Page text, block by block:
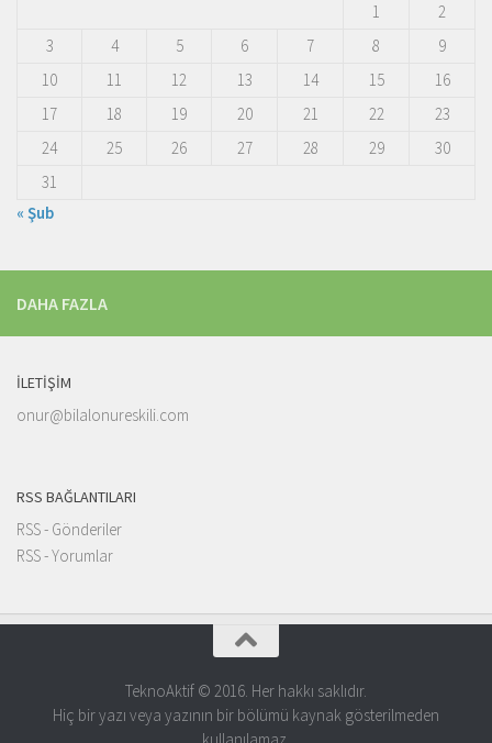
1
2
3
4 5 6 7 8
9
10
11 12 13 14 15
16
17
18 19 20 21 22
23
24
25 26 27 28 29
30
31
« Şub
DAHA FAZLA
İLETIŞIM
onur@bilalonureskili.com
RSS BAĞLANTILARI
RSS - Gönderiler
RSS - Yorumlar
TeknoAktif © 2016. Her hakkı saklıdır.
Hiç bir yazı veya yazının bir bölümü kaynak gösterilmeden